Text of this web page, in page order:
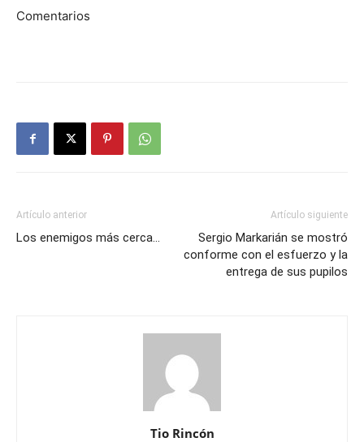
Comentarios
Artículo anterior
Los enemigos más cerca…
Artículo siguiente
Sergio Markarián se mostró
conforme con el esfuerzo y la
entrega de sus pupilos
Tio Rincón